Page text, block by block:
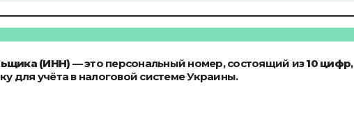
(ИНН) — это персональный номер, состоящий из10 цифр,
для учёта в налоговой системе Украины.